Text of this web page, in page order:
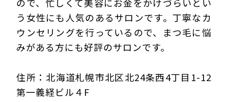
ので、忙しくて美容にお金をかけづらいとい
う女性にも人気のあるサロンです。丁寧なカ
ウンセリングを行っているので、まつ毛に悩
みがある方にも好評のサロンです。
住所：北海道札幌市北区北24条西4丁目1-12
第一義経ビル４F